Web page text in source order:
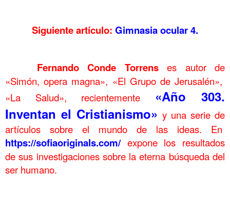
Siguiente artículo: Gimnasia ocular 4.
Fernando Conde Torrenses autor de
«Simón, opera magna», «El Grupo de Jerusalén»,
«La Salud», recientemente «Año 303.
Inventan el Cristianismo» y una serie de
artículos sobre el mundo de las ideas. En
https://sofiaoriginals.com/expone los resultados
de sus investigaciones sobre la eterna búsqueda del
ser humano.